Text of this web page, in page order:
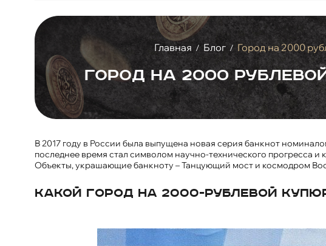
Главная / Блог / Город на 2000
Город на 2000
В 2017 году в России была выпущена новая серия банкнот
последнее время стал символом научно-технического прогресса
Объекты, украшающие банкноту – Танцующий мост и космодром
Какой город на 2000-рублевой